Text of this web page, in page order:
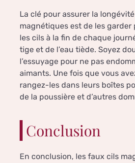
La clé pour assurer la
magnétiques est de les garder
les cils à la fin de chaque
tige et de l’eau tiède. Soyez
l’essuyage pour ne pas
aimants. Une fois que vous
rangez-les dans leurs boîtes
de la poussière et d’autres
Conclusion
En conclusion, les faux cils